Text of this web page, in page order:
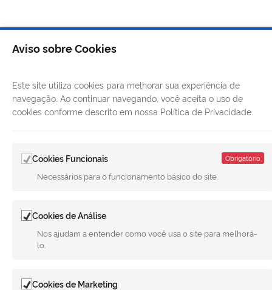
LINKS ÚTEIS
MUNICÍPIO DE MERIDIANO
REDES SOCIAIS
Aviso sobre Cookies
Este site utiliza cookies para melhorar sua experiência de
navegação. Ao continuar navegando, você aceita o uso de
cookies conforme descrito em nossa Política de Privacidade.
Cookies Funcionais Obrigatório
Necessários para o funcionamento básico do site.
Cookies de Análise
Nos ajudam a entender como você usa o site para melhorá-
lo.
Cookies de Marketing